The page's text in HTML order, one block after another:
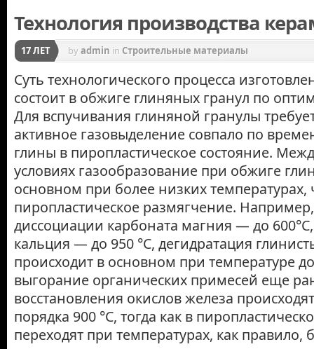
Технология производства
17 ЛЕТ byadmin in Строительные материалы
Суть технологического процесса
состоит в обжиге глиняных гранул по
Для вспучивания глиняной гранулы
активное газовыделение совпало по
глины в пиропластическое состояние.
условиях газообразование при обжиге
основном при более низких температурах,
пиропластическое размягчение.
диссоциации карбоната магния — до
кальция — до 950 °С, дегидратация
происходит в основном при температуре
выгорание органических примесей еще
восстановления окислов железа
по­рядка 900 °С, тогда как в
переходят при температурах, как правило,